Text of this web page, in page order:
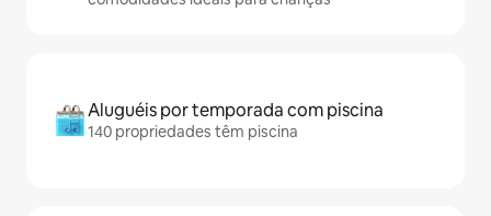
Aluguéis por temporada com piscina
140 propriedades têm piscina